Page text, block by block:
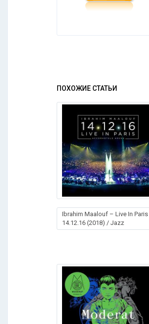
ПОХОЖИЕ СТАТЬИ
Ibrahim Maalouf – Live In Paris
14.12.16 (2018) / Jazz